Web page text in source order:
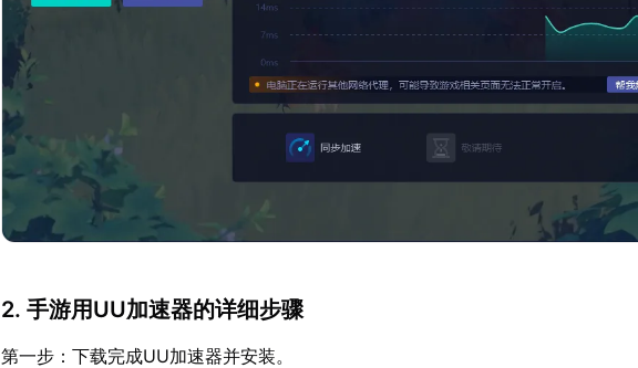
2. 手游用UU加速器的详细步骤
第一步：下载完成UU加速器并安装。